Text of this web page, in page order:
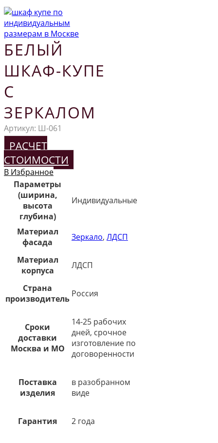
БЕЛЫЙ
ШКАФ-КУПЕ
С
ЗЕРКАЛОМ
Артикул: Ш-061
РАСЧЕТ
СТОИМОСТИ
В Избранное
Параметры
(ширина,
высота
глубина)
Индивидуальные
Материал
фасада
Зеркало, ЛДСП
Материал
корпуса
ЛДСП
Страна
производитель Россия
Сроки
доставки
Москва и МО
14-25 рабочих
дней, срочное
изготовление по
договоренности
Поставка
изделия
в разобранном
виде
Гарантия 2 года